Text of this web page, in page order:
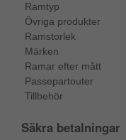
Ramtyp
Övriga produkter
Ramstorlek
Märken
Ramar efter mått
Passepartouter
Tillbehör
Säkra betalningar